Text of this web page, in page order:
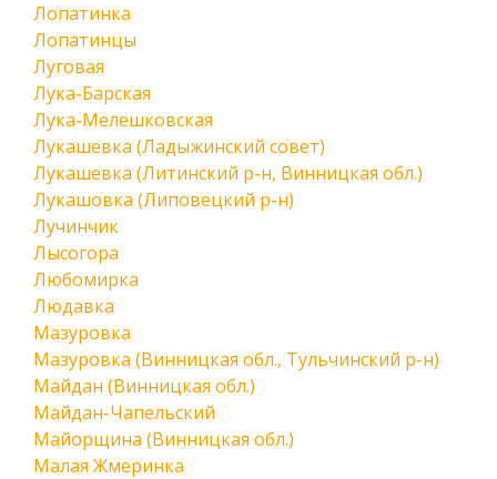
Лопатинка
Лопатинцы
Луговая
Лука-Барская
Лука-Мелешковская
Лукашевка (Ладыжинский совет)
Лукашевка (Литинский р-н, Винницкая обл.)
Лукашовка (Липовецкий р-н)
Лучинчик
Лысогора
Любомирка
Людавка
Мазуровка
Мазуровка (Винницкая обл., Тульчинский р-н)
Майдан (Винницкая обл.)
Майдан-Чапельский
Майорщина (Винницкая обл.)
Малая Жмеринка